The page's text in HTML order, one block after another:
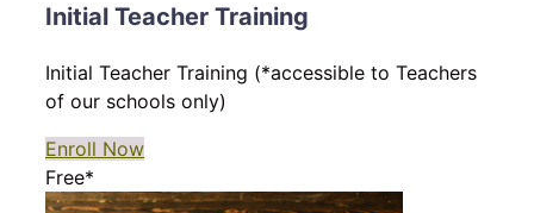
Initial Teacher Training
Initial Teacher Training (*accessible to Teachers
of our schools only)
Enroll Now
Free*